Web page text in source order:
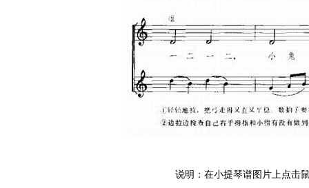
说明：在小提琴谱图片上点击